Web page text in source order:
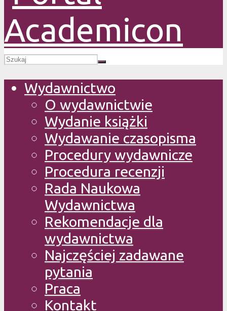
Wydawnictwo
O wydawnictwie
Wydanie książki
Wydawanie czasopisma
Procedury wydawnicze
Procedura recenzji
Rada Naukowa
Wydawnictwa
Rekomendacje dla
wydawnictwa
Najczęściej zadawane
pytania
Praca
Kontakt